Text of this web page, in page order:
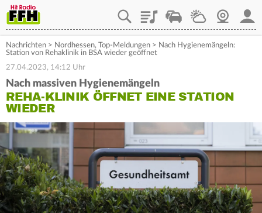
PlaylistStaupilotWetterWebcam
Nachrichten > Nordhessen, Top-Meldungen > Nach Hygienemängeln:
Station von Rehaklinik in BSA wieder geöffnet
27.04.2023, 14:12 Uhr
Nach massiven Hygienemängeln
REHA-KLINIK ÖFFNET EINE STATION
WIEDER